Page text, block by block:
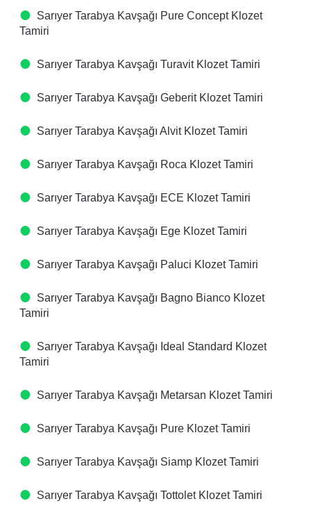
Sarıyer Tarabya Kavşağı Pure Concept Klozet
Tamiri
Sarıyer Tarabya Kavşağı Turavit Klozet Tamiri
Sarıyer Tarabya Kavşağı Geberit Klozet Tamiri
Sarıyer Tarabya Kavşağı Alvit Klozet Tamiri
Sarıyer Tarabya Kavşağı Roca Klozet Tamiri
Sarıyer Tarabya Kavşağı ECE Klozet Tamiri
Sarıyer Tarabya Kavşağı Ege Klozet Tamiri
Sarıyer Tarabya Kavşağı Paluci Klozet Tamiri
Sarıyer Tarabya Kavşağı Bagno Bianco Klozet
Tamiri
Sarıyer Tarabya Kavşağı Ideal Standard Klozet
Tamiri
Sarıyer Tarabya Kavşağı Metarsan Klozet Tamiri
Sarıyer Tarabya Kavşağı Pure Klozet Tamiri
Sarıyer Tarabya Kavşağı Siamp Klozet Tamiri
Sarıyer Tarabya Kavşağı Tottolet Klozet Tamiri